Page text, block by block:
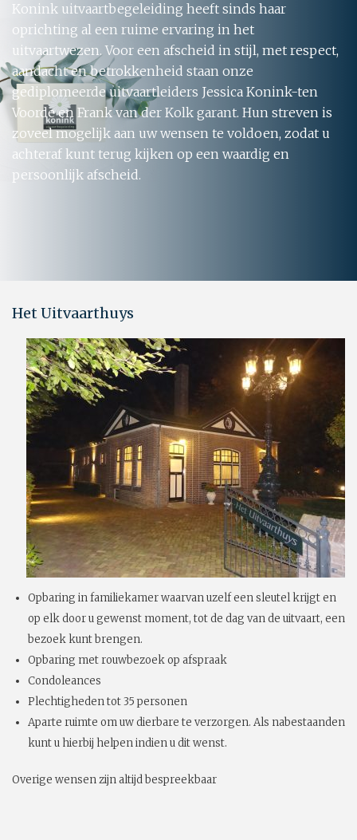
Konink uitvaartbegeleiding heeft sinds haar
oprichting al een ruime ervaring in het
uitvaartwezen. Voor een afscheid in stijl, met respect,
aandacht en betrokkenheid staan onze
gediplomeerde uitvaartleiders Jessica Konink-ten
Voorde en Frank van der Kolk garant. Hun streven is
zoveel mogelijk aan uw wensen te voldoen, zodat u
achteraf kunt terug kijken op een waardig en
persoonlijk afscheid.
Het Uitvaarthuys
Opbaring in familiekamer waarvan uzelf een sleutel krijgt en
op elk door u gewenst moment, tot de dag van de uitvaart, een
bezoek kunt brengen.
Opbaring met rouwbezoek op afspraak
Condoleances
Plechtigheden tot 35 personen
Aparte ruimte om uw dierbare te verzorgen. Als nabestaanden
kunt u hierbij helpen indien u dit wenst.
Overige wensen zijn altijd bespreekbaar